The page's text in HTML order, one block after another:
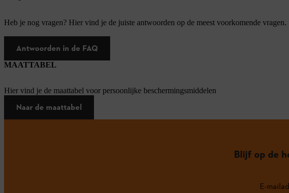
Heb je nog vragen? Hier vind je de juiste antwoorden op de meest voorkomende vragen.
Antwoorden in de FAQ
MAATTABEL
Hier vind je de maattabel voor persoonlijke beschermingsmiddelen
Naar de maattabel
Blijf op de
E-